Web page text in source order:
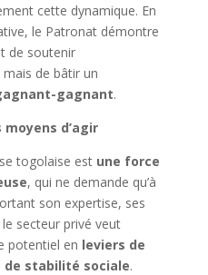
cette dynamique. En
le Patronat démontre
de soutenir
de bâtir un
gagnant.
d’agir
togolaise est une force
, qui ne demande qu’à
son expertise, ses
secteur privé veut
potentiel en leviers de
de stabilité sociale.